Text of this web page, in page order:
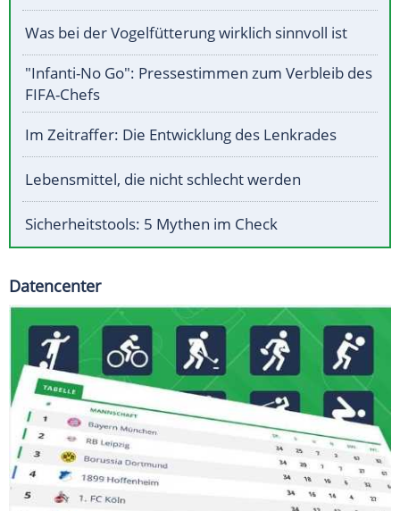
Was bei der Vogelfütterung wirklich sinnvoll ist
"Infanti-No Go": Pressestimmen zum Verbleib des
FIFA-Chefs
Im Zeitraffer: Die Entwicklung des Lenkrades
Lebensmittel, die nicht schlecht werden
Sicherheitstools: 5 Mythen im Check
Datencenter